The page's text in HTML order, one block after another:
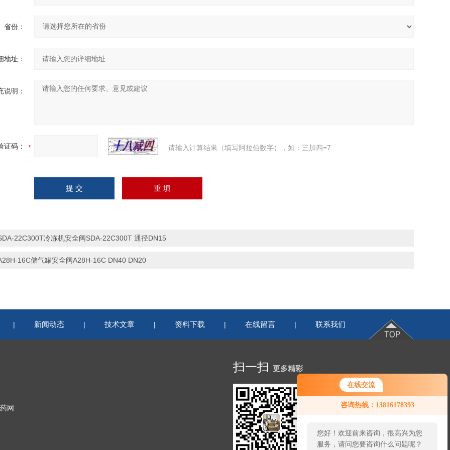
在线交流
咨询热线：13816178393
您好！欢迎前来咨询，很高兴为您
服务，请问您要咨询什么问题呢？
省份：
地址：
说明：
证码： 请输入计算结果（填写阿拉伯数字），如：三加四=7
22C300T冷冻机安全阀SDA-22C300T 通径DN15
16C储气罐安全阀A28H-16C DN40 DN20
| 新闻动态 | 技术文章 | 资料下载 | 在线留言 | 联系我们
网
扫一扫 更多精彩